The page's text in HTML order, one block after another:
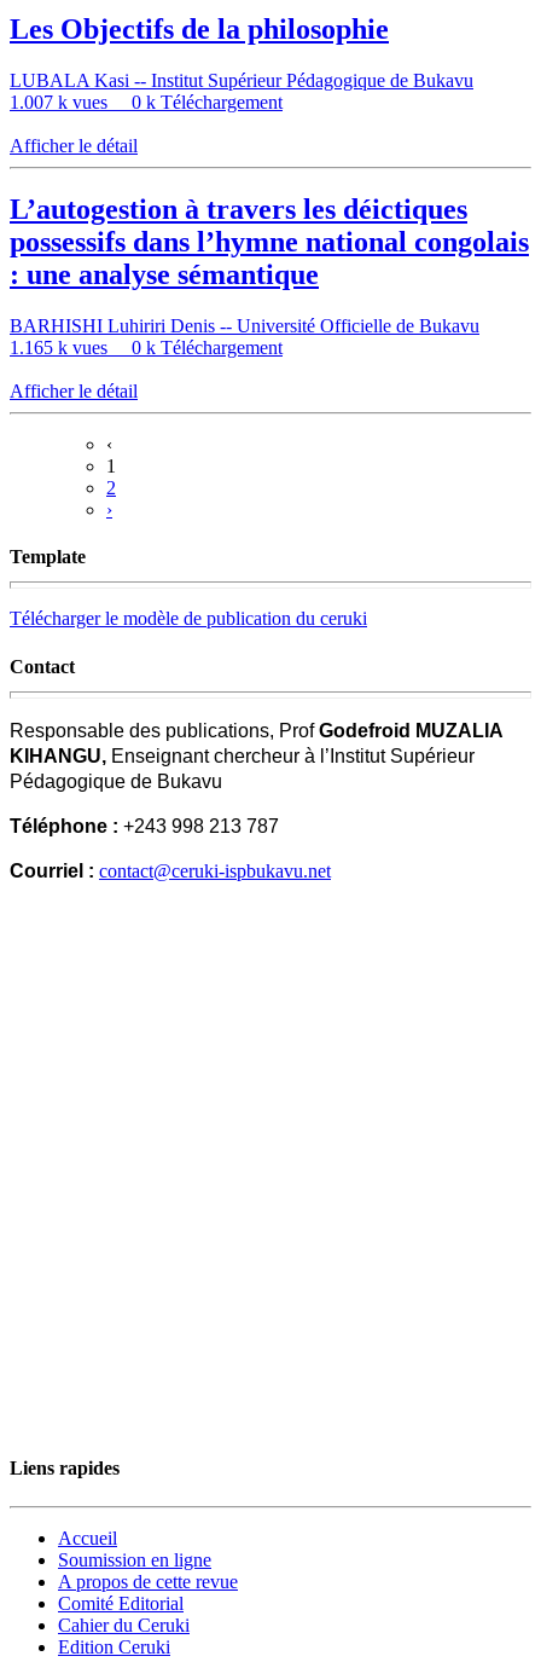
Les Objectifs de la philosophie
LUBALA Kasi -- Institut Supérieur Pédagogique de Bukavu
1.007 k vues 0 k Téléchargement
Afficher le détail
L’autogestion à travers les déictiques
possessifs dans l’hymne national congolais
: une analyse sémantique
BARHISHI Luhiriri Denis -- Université Officielle de Bukavu
1.165 k vues 0 k Téléchargement
Afficher le détail
‹
1
2
›
Template
Télécharger le modèle de publication du ceruki
Contact
Responsable des publications, ProfGodefroid MUZALIA
KIHANGU, Enseignant chercheur à l’Institut Supérieur
Pédagogique de Bukavu
Téléphone : +243 998 213 787
Courriel : contact@ceruki-ispbukavu.net
Liens rapides
Accueil
Soumission en ligne
A propos de cette revue
Comité Editorial
Cahier du Ceruki
Edition Ceruki